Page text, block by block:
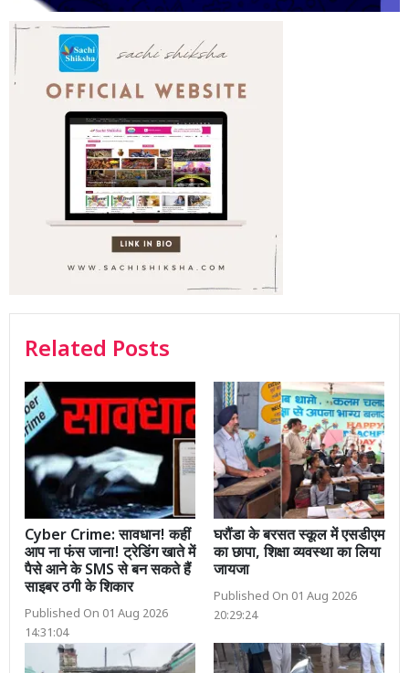
Related Posts
Cyber Crime: सावधान! कहीं
आप ना फंस जाना! ट्रेडिंग खाते में
पैसे आने के SMS से बन सकते हैं
साइबर ठगी के शिकार
Published On 01 Aug 2026
14:31:04
घरौंडा के बरसत स्कूल में एसडीएम
का छापा, शिक्षा व्यवस्था का लिया
जायजा
Published On 01 Aug 2026
20:29:24